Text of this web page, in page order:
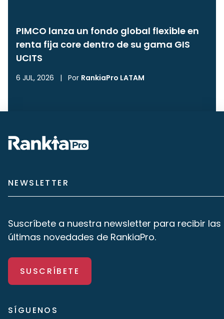
PIMCO lanza un fondo global flexible en
renta fija core dentro de su gama GIS
UCITS
6 JUL, 2026 | Por RankiaPro LATAM
NEWSLETTER
Suscríbete a nuestra newsletter para recibir las
últimas novedades de RankiaPro.
SUSCRÍBETE
SÍGUENOS